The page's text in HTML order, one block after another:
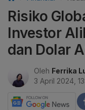
Risiko
Investor
dan Dolar
Oleh Ferrika
3 April 2024,